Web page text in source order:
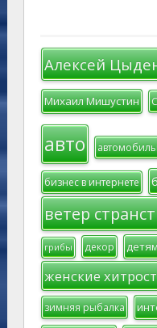
Алексей
Михаил Мишустин
авто
бизнес в интернете
ветер
грибы декор
женские
зимняя рыбалка